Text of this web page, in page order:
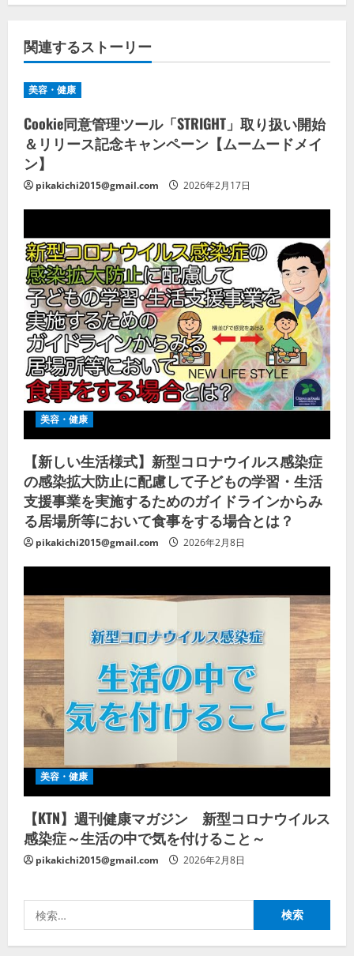
関連するストーリー
美容・健康
Cookie同意管理ツール「STRIGHT」取り扱い開始
＆リリース記念キャンペーン【ムームードメイ
ン】
pikakichi2015@gmail.com 2026年2月17日
美容・健康
【新しい生活様式】新型コロナウイルス感染症
の感染拡大防止に配慮して子どもの学習・生活
支援事業を実施するためのガイドラインからみ
る居場所等において食事をする場合とは？
pikakichi2015@gmail.com 2026年2月8日
美容・健康
【KTN】週刊健康マガジン 新型コロナウイルス
感染症～生活の中で気を付けること～
pikakichi2015@gmail.com 2026年2月8日
索: